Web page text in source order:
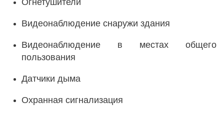
Огнетушители
Видеонаблюдение снаружи здания
Видеонаблюдение в местах общего
пользования
Датчики дыма
Охранная сигнализация